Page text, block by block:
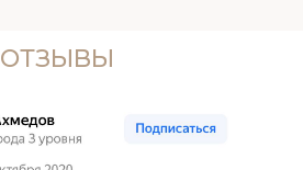
ОТЗЫВЫ